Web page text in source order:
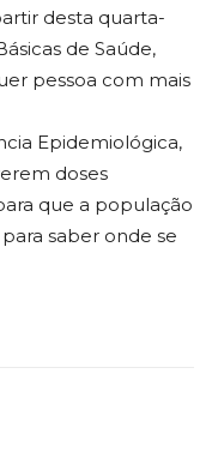
desta quarta-
de Saúde,
pessoa com mais
Epidemiológica,
doses
que a população
saber onde se